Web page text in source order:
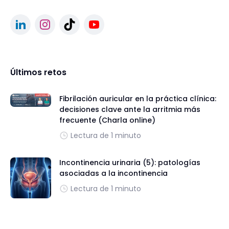
Últimos retos
Fibrilación auricular en la práctica clínica:
decisiones clave ante la arritmia más
frecuente (Charla online)
Lectura de 1 minuto
Incontinencia urinaria (5): patologías
asociadas a la incontinencia
Lectura de 1 minuto